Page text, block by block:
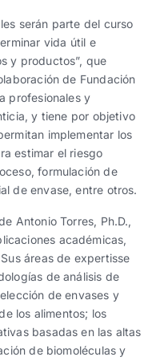
serán parte del curso
vida útil e
y productos”, que
de Fundación
profesionales y
y tiene por objetivo
implementar los
estimar el riesgo
formulación de
de envase, entre otros.
Antonio Torres, Ph.D.,
académicas,
áreas de expertisse
de análisis de
de envases y
los alimentos; los
basadas en las altas
de biomoléculas y